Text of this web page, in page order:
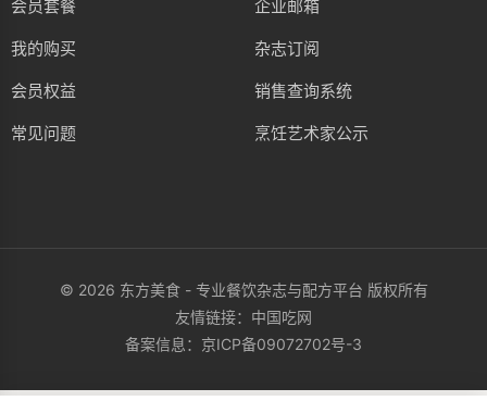
会员套餐
我的购买
会员权益
常见问题
企业邮箱
杂志订阅
销售查询系统
烹饪艺术家公示
© 2026 东方美食 - 专业餐饮杂志与配方平台 版权所有
友情链接： 中国吃网
备案信息： 京ICP备09072702号-3